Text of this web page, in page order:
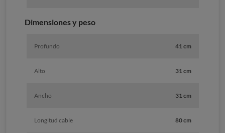
Dimensiones y peso
Profundo 41 cm
Alto 31 cm
Ancho 31 cm
Longitud cable 80 cm